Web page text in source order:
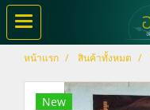
หน้าแรก สินค้าทั้งหมด
New